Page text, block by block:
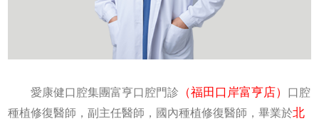
愛康健口腔集團富亨口腔門診 （福田口岸富亨店）
口腔
種植修復醫師，副主任醫師，國內種植修復醫師，畢業於北